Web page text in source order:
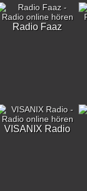
Radio Faaz
VISANIX Radio